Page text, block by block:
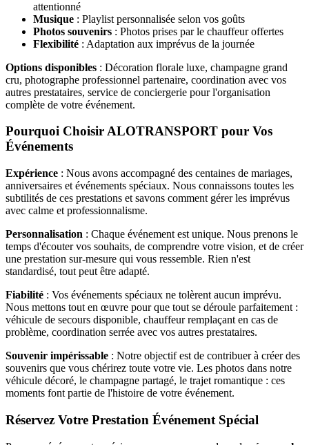
attentionné
Musique : Playlist personnalisée selon vos goûts
Photos souvenirs : Photos prises par le chauffeur offertes
Flexibilité : Adaptation aux imprévus de la journée
Options disponibles : Décoration florale luxe, champagne grand
cru, photographe professionnel partenaire, coordination avec vos
autres prestataires, service de conciergerie pour l'organisation
complète de votre événement.
Pourquoi Choisir ALOTRANSPORT pour Vos
Événements
Expérience : Nous avons accompagné des centaines de mariages,
anniversaires et événements spéciaux. Nous connaissons toutes les
subtilités de ces prestations et savons comment gérer les imprévus
avec calme et professionnalisme.
Personnalisation : Chaque événement est unique. Nous prenons le
temps d'écouter vos souhaits, de comprendre votre vision, et de créer
une prestation sur-mesure qui vous ressemble. Rien n'est
standardisé, tout peut être adapté.
Fiabilité : Vos événements spéciaux ne tolèrent aucun imprévu.
Nous mettons tout en œuvre pour que tout se déroule parfaitement :
véhicule de secours disponible, chauffeur remplaçant en cas de
problème, coordination serrée avec vos autres prestataires.
Souvenir impérissable : Notre objectif est de contribuer à créer des
souvenirs que vous chérirez toute votre vie. Les photos dans notre
véhicule décoré, le champagne partagé, le trajet romantique : ces
moments font partie de l'histoire de votre événement.
Réservez Votre Prestation Événement Spécial